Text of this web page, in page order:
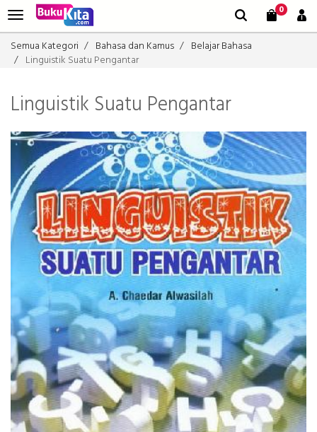
0
Semua Kategori Bahasa dan Kamus
Belajar Bahasa
Linguistik Suatu Pengantar
Linguistik Suatu Pengantar